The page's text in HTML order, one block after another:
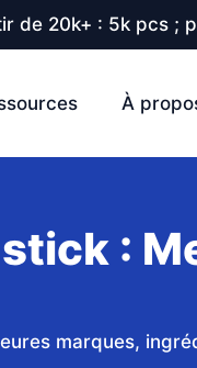
de 20k+ : 5k pcs
À
:
marques,